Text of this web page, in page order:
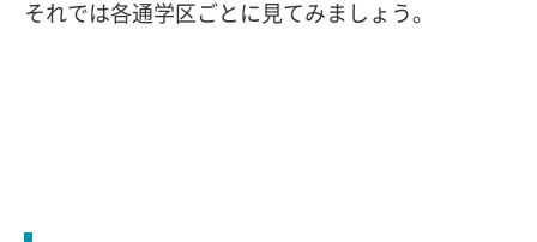
それでは各通学区ごとに見てみましょう。